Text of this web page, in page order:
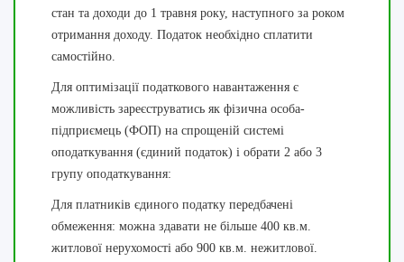
стан та доходи до 1 травня року, наступного за роком
отримання доходу. Податок необхідно сплатити
самостійно.
Для оптимізації податкового навантаження є
можливість зареєструватись як фізична особа-
підприємець (ФОП) на спрощеній системі
оподаткування (єдиний податок) і обрати 2 або 3
групу оподаткування:
Для платників єдиного податку передбачені
обмеження: можна здавати не більше 400 кв.м.
житлової нерухомості або 900 кв.м. нежитлової.